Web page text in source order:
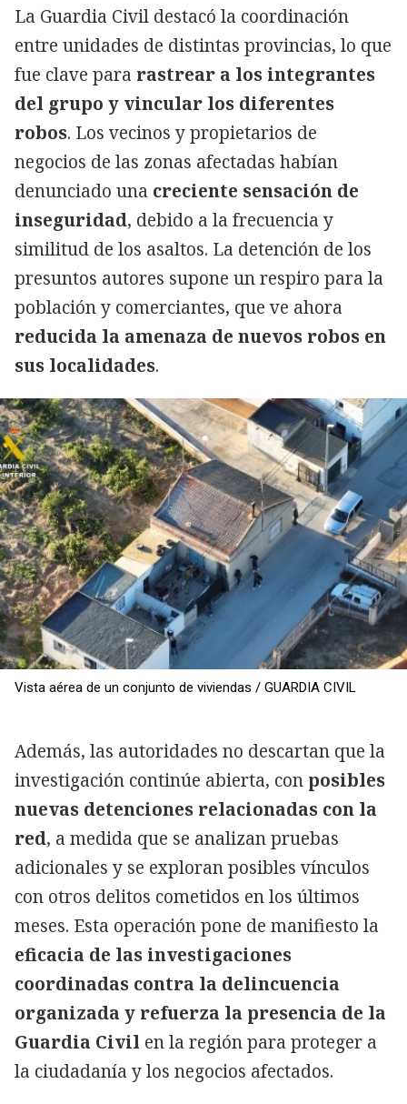
La Guardia Civil destacó la coordinación
entre unidades de distintas provincias, lo que
fue clave para rastrear a los integrantes
del grupo y vincular los diferentes
robos. Los vecinos y propietarios de
negocios de las zonas afectadas habían
denunciado una creciente sensación de
inseguridad, debido a la frecuencia y
similitud de los asaltos. La detención de los
presuntos autores supone un respiro para la
población y comerciantes, que ve ahora
reducida la amenaza de nuevos robos en
sus localidades.
Vista aérea de un conjunto de viviendas / GUARDIA CIVIL
Además, las autoridades no descartan que la
investigación continúe abierta, con posibles
nuevas detenciones relacionadas con la
red, a medida que se analizan pruebas
adicionales y se exploran posibles vínculos
con otros delitos cometidos en los últimos
meses. Esta operación pone de manifiesto la
eficacia de las investigaciones
coordinadas contra la delincuencia
organizada y refuerza la presencia de la
Guardia Civil en la región para proteger a
la ciudadanía y los negocios afectados.